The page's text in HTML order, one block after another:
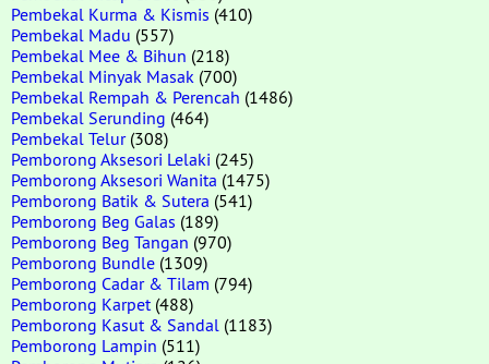
Pembekal Kurma & Kismis (410)
Pembekal Madu (557)
Pembekal Mee & Bihun (218)
Pembekal Minyak Masak (700)
Pembekal Rempah & Perencah (1486)
Pembekal Serunding (464)
Pembekal Telur(308)
Pemborong Aksesori Lelaki (245)
Pemborong Aksesori Wanita (1475)
Pemborong Batik & Sutera (541)
Pemborong Beg Galas (189)
Pemborong Beg Tangan (970)
Pemborong Bundle (1309)
Pemborong Cadar & Tilam (794)
Pemborong Karpet (488)
Pemborong Kasut & Sandal (1183)
Pemborong Lampin (511)